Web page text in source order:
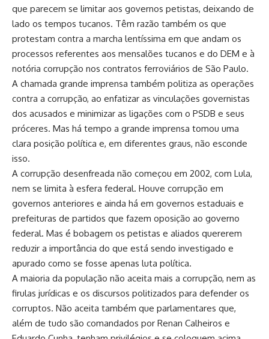
que parecem se limitar aos governos petistas, deixando de
lado os tempos tucanos. Têm razão também os que
protestam contra a marcha lentíssima em que andam os
processos referentes aos mensalões tucanos e do DEM e à
notória corrupção nos contratos ferroviários de São Paulo.
A chamada grande imprensa também politiza as operações
contra a corrupção, ao enfatizar as vinculações governistas
dos acusados e minimizar as ligações com o PSDB e seus
próceres. Mas há tempo a grande imprensa tomou uma
clara posição política e, em diferentes graus, não esconde
isso.
A corrupção desenfreada não começou em 2002, com Lula,
nem se limita à esfera federal. Houve corrupção em
governos anteriores e ainda há em governos estaduais e
prefeituras de partidos que fazem oposição ao governo
federal. Mas é bobagem os petistas e aliados quererem
reduzir a importância do que está sendo investigado e
apurado como se fosse apenas luta política.
A maioria da população não aceita mais a corrupção, nem as
firulas jurídicas e os discursos politizados para defender os
corruptos. Não aceita também que parlamentares que,
além de tudo são comandados por Renan Calheiros e